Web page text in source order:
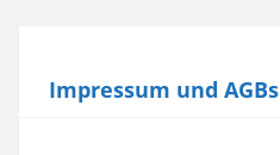
Impressum und AGBs